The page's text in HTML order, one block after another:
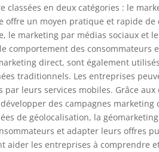
classées en deux catégories : le
offre un moyen pratique et rapide
le marketing par médias sociaux et
comportement des
direct, sont également
traditionnels. Les entreprises
par leurs services mobiles. Grâce
des campagnes
de géolocalisation, la
et adapter leurs offres
aider les entreprises à comprendre